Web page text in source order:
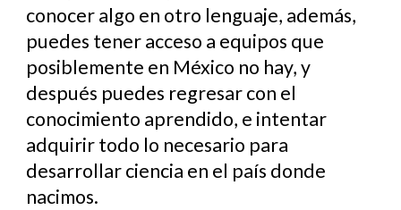
conocer algo en otro lenguaje, además,
puedes tener acceso a equipos que
posiblemente en México no hay, y
después puedes regresar con el
conocimiento aprendido, e intentar
adquirir todo lo necesario para
desarrollar ciencia en el país donde
nacimos.